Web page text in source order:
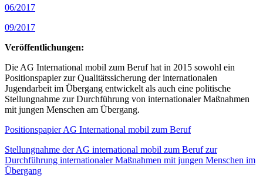
06/2017
09/2017
Veröffentlichungen:
Die AG International mobil zum Beruf hat in 2015 sowohl ein
Positionspapier zur Qualitätssicherung der internationalen
Jugendarbeit im Übergang entwickelt als auch eine politische
Stellungnahme zur Durchführung von internationaler Maßnahmen
mit jungen Menschen am Übergang.
Positionspapier AG International mobil zum Beruf
Stellungnahme der AG international mobil zum Beruf zur
Durchführung internationaler Maßnahmen mit jungen Menschen im
Übergang